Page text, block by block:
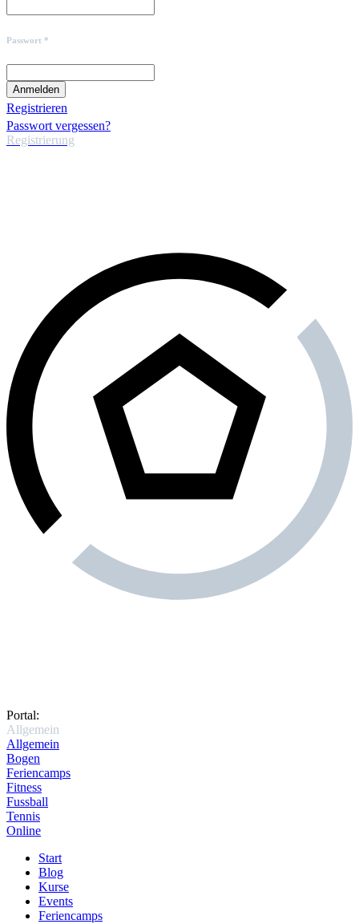
Passwort *
Registrieren
Passwort vergessen?
Registrierung
Portal:
Allgemein
Allgemein
Bogen
Feriencamps
Fitness
Fussball
Tennis
Online
Start
Blog
Kurse
Events
Feriencamps